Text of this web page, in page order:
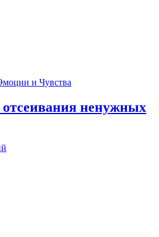
и Чувства
отсеивания ненужных